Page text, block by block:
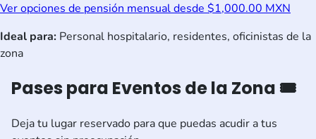
Ver opciones de pensión mensual desde $1,000.00 MXN
Ideal para: Personal hospitalario, residentes, oficinistas de la
zona
Pases para Eventos de la Zona 🎟️
Deja tu lugar reservado para que puedas acudir a tus